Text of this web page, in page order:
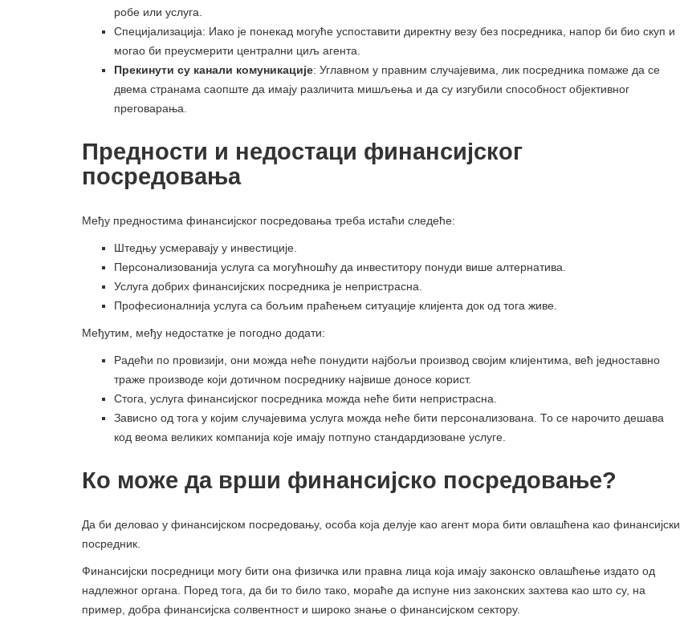
робе или услуга.
Специјализација: Иако је понекад могуће успоставити директну везу без посредника, напор би био скуп и
могао би преусмерити централни циљ агента.
Прекинути су канали комуникације: Углавном у правним случајевима, лик посредника помаже да се
двема странама саопште да имају различита мишљења и да су изгубили способност објективног
преговарања.
Предности и недостаци финансијског
посредовања
Међу предностима финансијског посредовања треба истаћи следеће:
Штедњу усмеравају у инвестиције.
Персонализованија услуга са могућношћу да инвеститору понуди више алтернатива.
Услуга добрих финансијских посредника је непристрасна.
Професионалнија услуга са бољим праћењем ситуације клијента док од тога живе.
Међутим, међу недостатке је погодно додати:
Радећи по провизији, они можда неће понудити најбољи производ својим клијентима, већ једноставно
траже производе који дотичном посреднику највише доносе корист.
Стога, услуга финансијског посредника можда неће бити непристрасна.
Зависно од тога у којим случајевима услуга можда неће бити персонализована. То се нарочито дешава
код веома великих компанија које имају потпуно стандардизоване услуге.
Ко може да врши финансијско посредовање?
Да би деловао у финансијском посредовању, особа која делује као агент мора бити овлашћена као финансијски
посредник.
Финансијски посредници могу бити она физичка или правна лица која имају законско овлашћење издато од
надлежног органа. Поред тога, да би то било тако, мораће да испуне низ законских захтева као што су, на
пример, добра финансијска солвентност и широко знање о финансијском сектору.